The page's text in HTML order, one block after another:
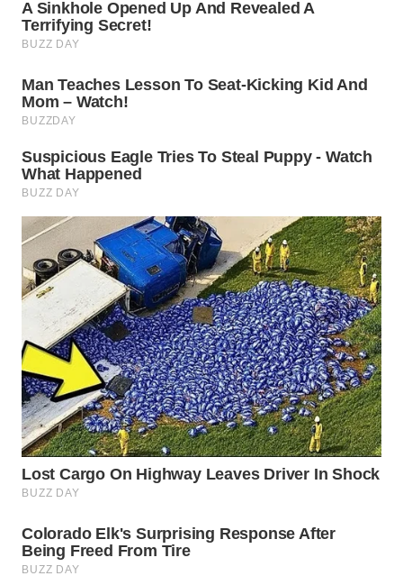
WN
TANGERANG
WN
BINJAI
CIREBON
WN
INDRAMAYU
WN
KUNINGAN
WN
MAJALENGKA
WN
SUBANG
WN
SUKABUMI
WN
PURWAKARTA